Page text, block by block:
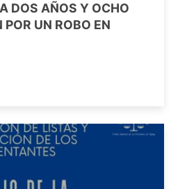
DOS AÑOS Y OCHO
POR UN ROBO EN